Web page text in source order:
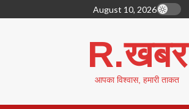
to
August 10, 2026
R.खबर
आपका विश्वास, हमारी ताकत